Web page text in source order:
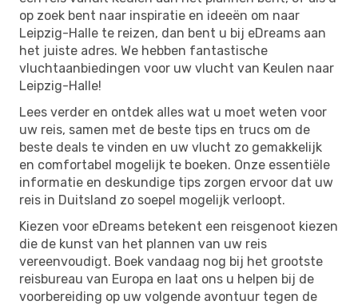
op zoek bent naar inspiratie en ideeën om naar
Leipzig-Halle te reizen, dan bent u bij eDreams aan
het juiste adres. We hebben fantastische
vluchtaanbiedingen voor uw vlucht van Keulen naar
Leipzig-Halle!
Lees verder en ontdek alles wat u moet weten voor
uw reis, samen met de beste tips en trucs om de
beste deals te vinden en uw vlucht zo gemakkelijk
en comfortabel mogelijk te boeken. Onze essentiële
informatie en deskundige tips zorgen ervoor dat uw
reis in Duitsland zo soepel mogelijk verloopt.
Kiezen voor eDreams betekent een reisgenoot kiezen
die de kunst van het plannen van uw reis
vereenvoudigt. Boek vandaag nog bij het grootste
reisbureau van Europa en laat ons u helpen bij de
voorbereiding op uw volgende avontuur tegen de